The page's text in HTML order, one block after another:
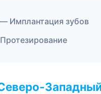
Имплантация зубов